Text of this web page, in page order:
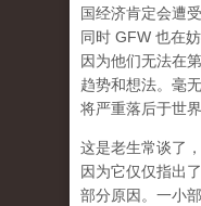
国经济肯定会遭
同时 GFW 也在
因为他们无法在
趋势和想法。毫
将严重落后于世
这是老生常谈了
因为它仅仅指出
部分原因。一小